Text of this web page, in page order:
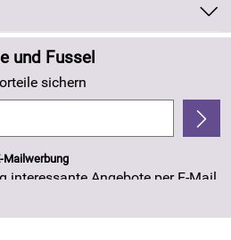
und Fussel
sichern
Mailwerbung
interessante Angebote per E-Mail
Die Einwilligung zur
Adresse für Werbezwecke kann